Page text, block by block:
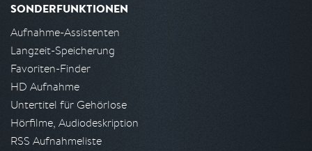
SONDERFUNKTIONEN
Aufnahme-Assistenten
Langzeit-Speicherung
Favoriten-Finder
HD Aufnahme
Untertitel für Gehörlose
Hörfilme, Audiodeskription
RSS Aufnahmeliste